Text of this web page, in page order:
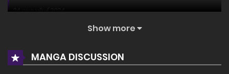
24 กุมภาพันธ์ 2024
ตอนที่ 12.1
Show more
MANGA DISCUSSION